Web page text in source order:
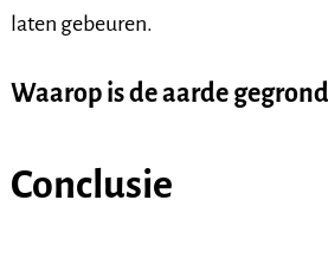
laten gebeuren.
Waarop is de aarde
Conclusie